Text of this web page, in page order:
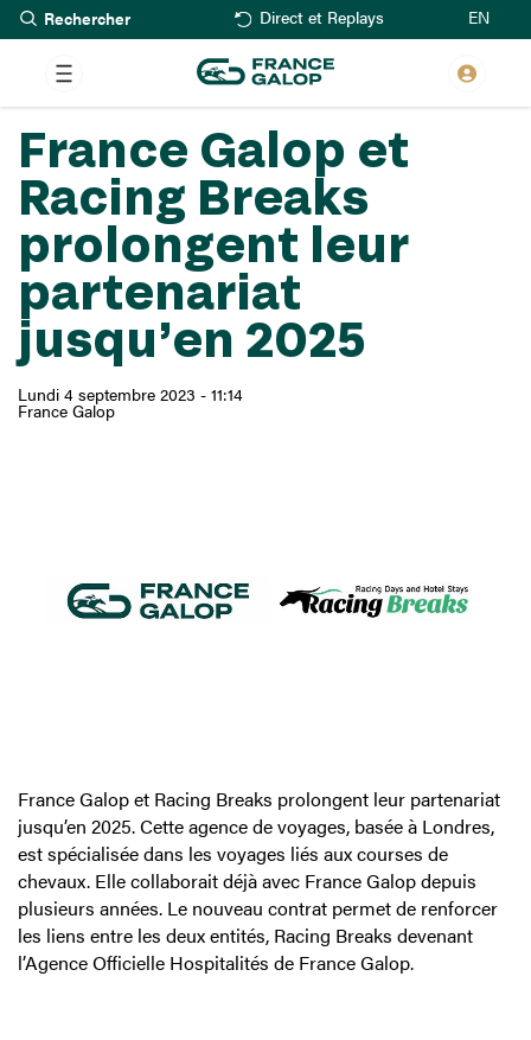
Aller
au
contenu
principal
Rechercher Direct et Replays EN
France Galop et
Racing Breaks
prolongent leur
partenariat
jusqu’en 2025
Lundi 4 septembre 2023 - 11:14
France Galop
France Galop et Racing Breaks prolongent leur partenariat
jusqu’en 2025. Cette agence de voyages, basée à Londres,
est spécialisée dans les voyages liés aux courses de
chevaux. Elle collaborait déjà avec France Galop depuis
plusieurs années. Le nouveau contrat permet de renforcer
les liens entre les deux entités, Racing Breaks devenant
l’Agence Officielle Hospitalités de France Galop.